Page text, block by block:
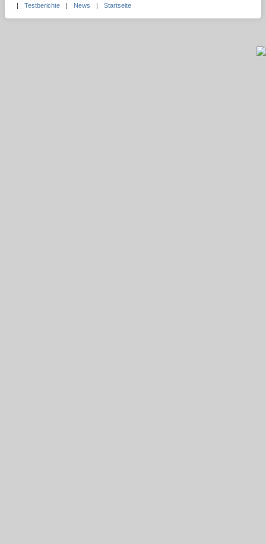
|
Testberichte | News | Startseite